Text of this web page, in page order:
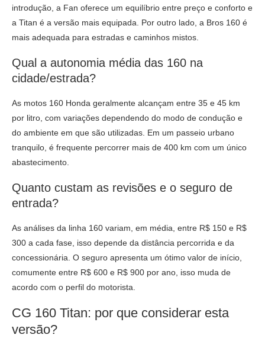
introdução, a Fan oferece um equilíbrio entre preço e conforto e
a Titan é a versão mais equipada. Por outro lado, a Bros 160 é
mais adequada para estradas e caminhos mistos.
Qual a autonomia média das 160 na
cidade/estrada?
As motos 160 Honda geralmente alcançam entre 35 e 45 km
por litro, com variações dependendo do modo de condução e
do ambiente em que são utilizadas. Em um passeio urbano
tranquilo, é frequente percorrer mais de 400 km com um único
abastecimento.
Quanto custam as revisões e o seguro de
entrada?
As análises da linha 160 variam, em média, entre R$ 150 e R$
300 a cada fase, isso depende da distância percorrida e da
concessionária. O seguro apresenta um ótimo valor de início,
comumente entre R$ 600 e R$ 900 por ano, isso muda de
acordo com o perfil do motorista.
CG 160 Titan: por que considerar esta
versão?